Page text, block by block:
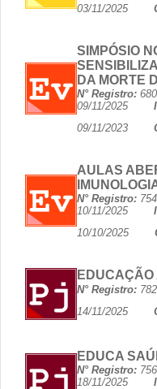
03/11/2025
SIMPÓSIO
DA MORTE
N° Registro:
09/11/2025
09/11/2023
AULAS
N° Registro:
10/11/2025
10/10/2025
N° Registro:
14/11/2025
EDUCA
N° Registro:
18/11/2025